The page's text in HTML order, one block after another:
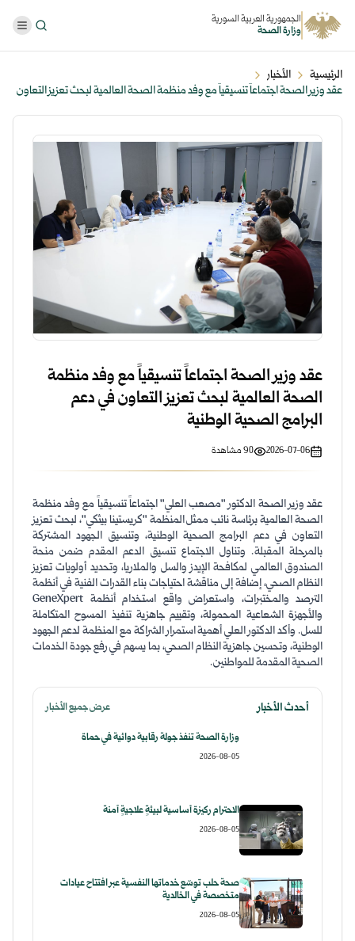
الجمهورية العربية السورية
وزارة الصحة
الرئيسية
الأخبار
عقد وزير الصحة اجتماعاً تنسيقياً مع وفد منظمة الصحة العالمية لبحث تعزيز التعاون
أحدث الأخبار عرض جميع الأخبار
وزارة الصحة تنفذ جولة رقابية دوائية في حماة
2026-08-05
الاحترام ركيزة أساسية لبيئةٍ علاجيةٍ آمنة
2026-08-05
صحة حلب توسّع خدماتها النفسية عبر افتتاح عيادات
متخصصة في الخالدية
2026-08-05
عقد وزير الصحة اجتماعاً تنسيقياً مع وفد منظمة
الصحة العالمية لبحث تعزيز التعاون في دعم
البرامج الصحية الوطنية
2026-07-06
90مشاهدة
عقد وزير الصحة الدكتور "مصعب العلي" اجتماعاً تنسيقياً مع وفد منظمة
الصحة العالمية برئاسة نائب ممثل المنظمة "كريستينا بيثكي"، لبحث تعزيز
التعاون في دعم البرامج الصحية الوطنية، وتنسيق الجهود المشتركة
بالمرحلة المقبلة. وتناول الاجتماع تنسيق الدعم المقدم ضمن منحة
الصندوق العالمي لمكافحة الإيدز والسل والملاريا، وتحديد أولويات تعزيز
النظام الصحي، إضافة إلى مناقشة احتياجات بناء القدرات الفنية في أنظمة
الترصد والمختبرات، واستعراض واقع استخدام أنظمة GeneXpert
والأجهزة الشعاعية المحمولة، وتقييم جاهزية تنفيذ المسوح المتكاملة
للسل. وأكد الدكتور العلي أهمية استمرار الشراكة مع المنظمة لدعم الجهود
الوطنية، وتحسين جاهزية النظام الصحي، بما يسهم في رفع جودة الخدمات
الصحية المقدمة للمواطنين.